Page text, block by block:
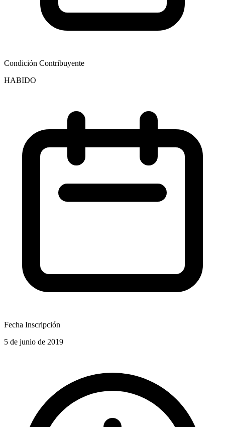
Condición Contribuyente
HABIDO
Fecha Inscripción
5 de junio de 2019